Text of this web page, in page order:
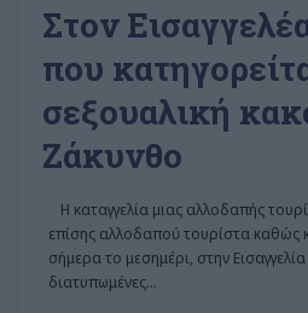
Στον
που
σεξουαλική
Ζάκυνθο
Η καταγγελία μιας αλλοδαπής
επίσης αλλοδαπού τουρίστα καθώς
σήμερα το μεσημέρι, στην
διατυπωμένες…